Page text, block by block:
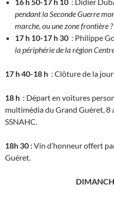
pendant la Seconde Guerre
marche, ou une zone frontière ?
17 h 10-17 h 30 : Philippe
la périphérie de la région
17 h 40-18 h : Clôture de la
18 h : Départ en voitures
multimédia du Grand Guéret, 8
SSNAHC.
18h 30 :Vin d’honneur offert
Guéret.